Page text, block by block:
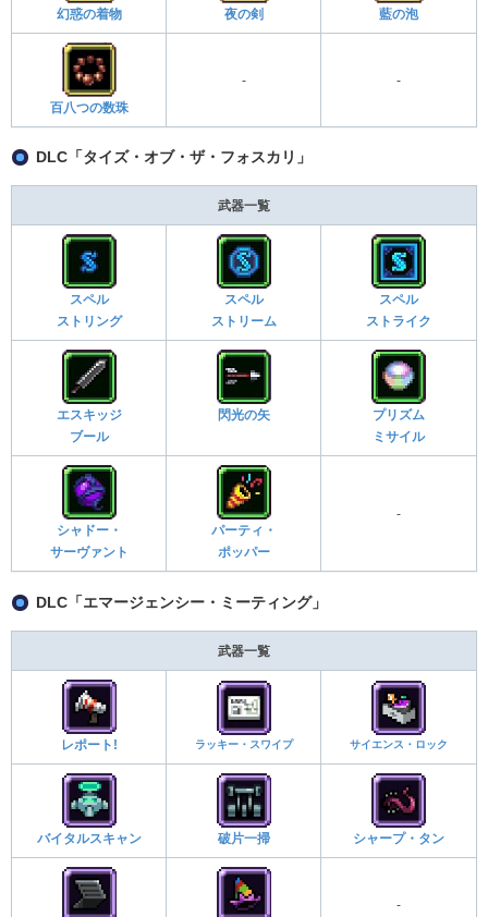
幻惑の着物 夜の剣 藍の泡
百八つの数珠
- -
DLC「タイズ・オブ・ザ・フォスカリ」
武器一覧
スペル
ストリング
スペル
ストリーム
スペル
ストライク
エスキッジ
ブール
閃光の矢
プリズム
ミサイル
シャドー・
サーヴァント
パーティ・
ポッパー
-
DLC「エマージェンシー・ミーティング」
武器一覧
レポート! ラッキー・スワイプ サイエンス・ロック
バイタルスキャン 破片一掃 シャープ・タン
-